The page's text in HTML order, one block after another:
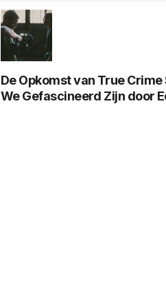
De Opkomst van True
We Gefascineerd Zijn door